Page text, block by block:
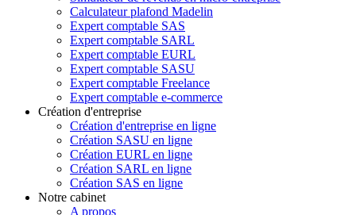
Calculateur plafond Madelin
Expert comptable SAS
Expert comptable SARL
Expert comptable EURL
Expert comptable SASU
Expert comptable Freelance
Expert comptable e-commerce
Création d'entreprise
Création d'entreprise en ligne
Création SASU en ligne
Création EURL en ligne
Création SARL en ligne
Création SAS en ligne
Notre cabinet
A propos